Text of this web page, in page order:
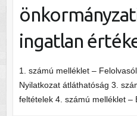
ingatlan
1. számú melléklet –
Nyilatkozat átláthatóság 3.
feltételek 4. számú melléklet